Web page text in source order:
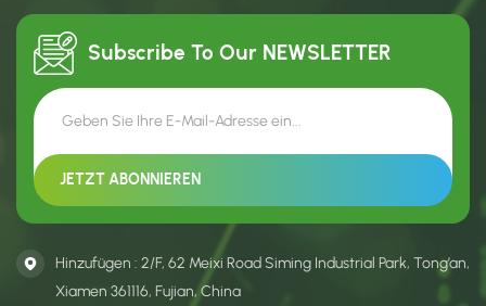
Subscribe To Our NEWSLETTER
Hinzufügen : 2/F, 62 Meixi Road Siming Industrial Park, Tong’an,
Xiamen 361116, Fujian, China